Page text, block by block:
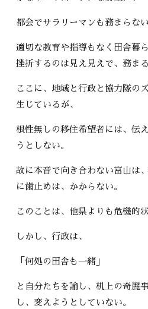
都会でサラリーマンも務まらな
適切な教育や指導もなく田舎暮
挫折するのは見え見えで、務ま
ここに、地域と行政と協力隊の
生じているが、
根性無しの移住希望者には、伝
うとしない。
故に本音で向き合わない富山は
に歯止めは、かからない。
このことは、他県よりも危機的状
しかし、行政は、
「何処の田舎も一緒」
と自分たちを諭し、机上の奇麗
し、変えようとしていない。